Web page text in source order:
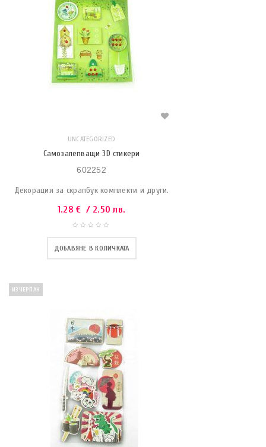
UNCATEGORIZED
Самозалепващи 3D стикери
602252
Декорация за скрапбук комплекти и други.
1.28€ / 2.50 лв.
ДОБАВЯНЕ В КОЛИЧКАТА
ИЗЧЕРПАН